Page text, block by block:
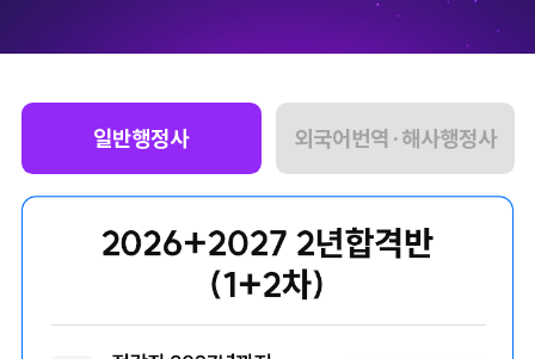
일반행정사 외국어번역·해사행정사